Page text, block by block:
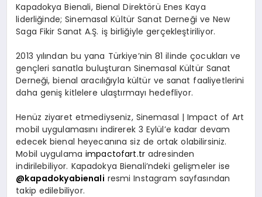
Kapadokya Bienali, Bienal Direktörü Enes Kaya
liderliğinde; Sinemasal Kültür Sanat Derneği ve New
Saga Fikir Sanat A.Ş. iş birliğiyle gerçekleştiriliyor.
2013 yılından bu yana Türkiye’nin 81 ilinde çocukları ve
gençleri sanatla buluşturan Sinemasal Kültür Sanat
Derneği, bienal aracılığıyla kültür ve sanat faaliyetlerini
daha geniş kitlelere ulaştırmayı hedefliyor.
Henüz ziyaret etmediyseniz, Sinemasal | Impact of Art
mobil uygulamasını indirerek 3 Eylül’e kadar devam
edecek bienal heyecanına siz de ortak olabilirsiniz.
Mobil uygulama impactofart.tr adresinden
indirilebiliyor. Kapadokya Bienali’ndeki gelişmeler ise
@kapadokyabienali resmi Instagram sayfasından
takip edilebiliyor.